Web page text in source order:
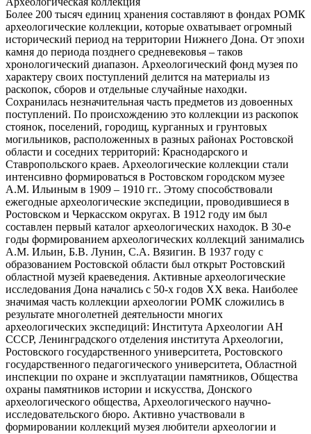
Более 200 тысяч единиц хранения составляют в фондах РОМК
археологические коллекции, которые охватывает огромный
исторический период на территории Нижнего Дона. От эпохи
камня до периода позднего средневековья – таков
хронологический диапазон. Археологический фонд музея по
характеру своих поступлений делится на материалы из
раскопок, сборов и отдельные случайные находки.
Сохранилась незначительная часть предметов из довоенных
поступлений. По происхождению это коллекции из раскопок
стоянок, поселений, городищ, курганных и грунтовых
могильников, расположенных в разных районах Ростовской
области и соседних территорий: Краснодарского и
Ставропольского краев. Археологические коллекции стали
интенсивно формироваться в Ростовском городском музее
А.М. Ильиным в 1909 – 1910 гг.. Этому способствовали
ежегодные археологические экспедиции, проводившиеся в
Ростовском и Черкасском округах. В 1912 году им был
составлен первый каталог археологических находок. В 30-е
годы формированием археологических коллекций занимались
А.М. Ильин, Б.В. Лунин, С.А. Вязигин. В 1937 году с
образованием Ростовской области был открыт Ростовский
областной музей краеведения. Активные археологические
исследования Дона начались с 50-х годов XX века. Наиболее
значимая часть коллекции археологии РОМК сложились в
результате многолетней деятельности многих
археологических экспедиций: Института Археологии АН
СССР, Ленинградского отделения института Археологии,
Ростовского государственного университета, Ростовского
государственного педагогического университета, Областной
инспекции по охране и эксплуатации памятников, Общества
охраны памятников истории и искусства, Донского
археологического общества, Археологического научно-
исследовательского бюро. Активно участвовали в
формировании коллекций музея любители археологии и